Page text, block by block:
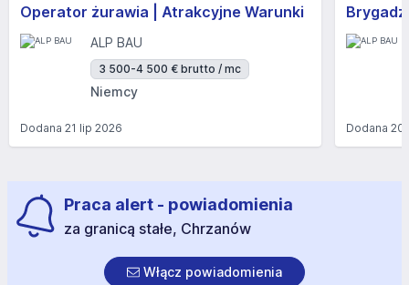
Operator żurawia | Atrakcyjne Warunki
ALP BAU
3 500-4 500 € brutto / mc
Niemcy
Dodana 21 lip 2026 Dodana20
Praca alert - powiadomienia
za granicą stałe, Chrzanów
Włącz powiadomienia